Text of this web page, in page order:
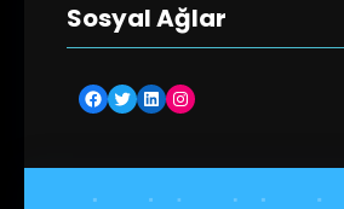
Sosyal Ağlar
Facebook Twitter LinkedIn Instagram